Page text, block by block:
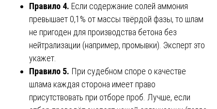
Правило 4. Если содержание солей аммония
превышает 0,1% от массы твёрдой фазы, то шлам
не пригоден для производства бетона без
нейтрализации (например, промывки). Эксперт это
укажет.
Правило 5. При судебном споре о качестве
шлама каждая сторона имеет право
присутствовать при отборе проб. Лучше, если